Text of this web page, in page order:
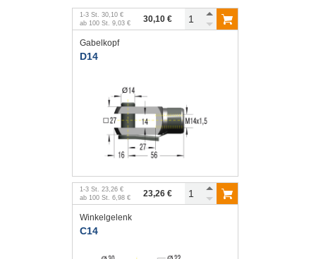
1-3 St. 30,10 €
ab 100 St. 9,03 € 30,10 €
Gabelkopf
D14
1-3 St. 23,26 €
ab 100 St. 6,98 € 23,26 €
Winkelgelenk
C14